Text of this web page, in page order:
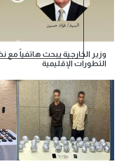
وزير الخارجية يبحث هاتفياً مع
التطورات الإقليمية